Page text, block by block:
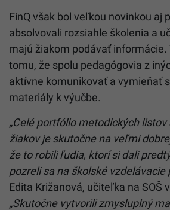
FinQ však bol veľkou novinkou aj
absolvovali rozsiahle školenia a
majú žiakom podávať informácie.
tomu, že spolu pedagógovia z
aktívne komunikovať a vymieňať
materiály k výučbe.
„Celé portfólio metodických
žiakov je skutočne na veľmi
že to robili ľudia, ktorí si dali
pozreli sa na školské vzdelávacie
Edita Križanová, učiteľka na SOŠ
„Skutočne vytvorili zmysluplný